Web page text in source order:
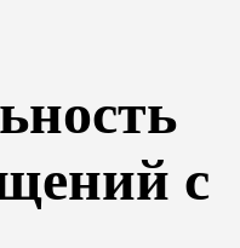
с